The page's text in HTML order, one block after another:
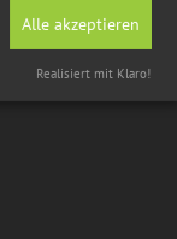
Alle akzeptieren
Realisiert mit Klaro!